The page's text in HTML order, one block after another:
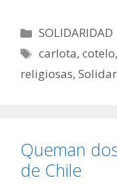
Categorías
SOLIDARIDAD
Etiquetas
carlota,cotelo,
religiosas,
Queman
de Chile